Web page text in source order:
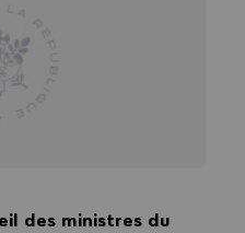
des ministres du